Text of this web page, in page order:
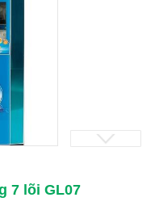
7 lõi GL07